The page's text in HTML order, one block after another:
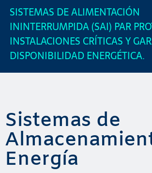
SISTEMAS DE ALIMENTACIÓN
ININTERRUMPIDA (SAI) PAR
INSTALACIONES CRÍTICAS Y
DISPONIBILIDAD ENERGÉTICA.
Sistemas de
Energía